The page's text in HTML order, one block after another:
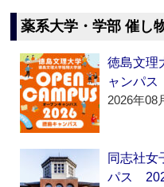
薬系大学・学部 催し
徳島文
ャンパ
2026年08
同志社
パス